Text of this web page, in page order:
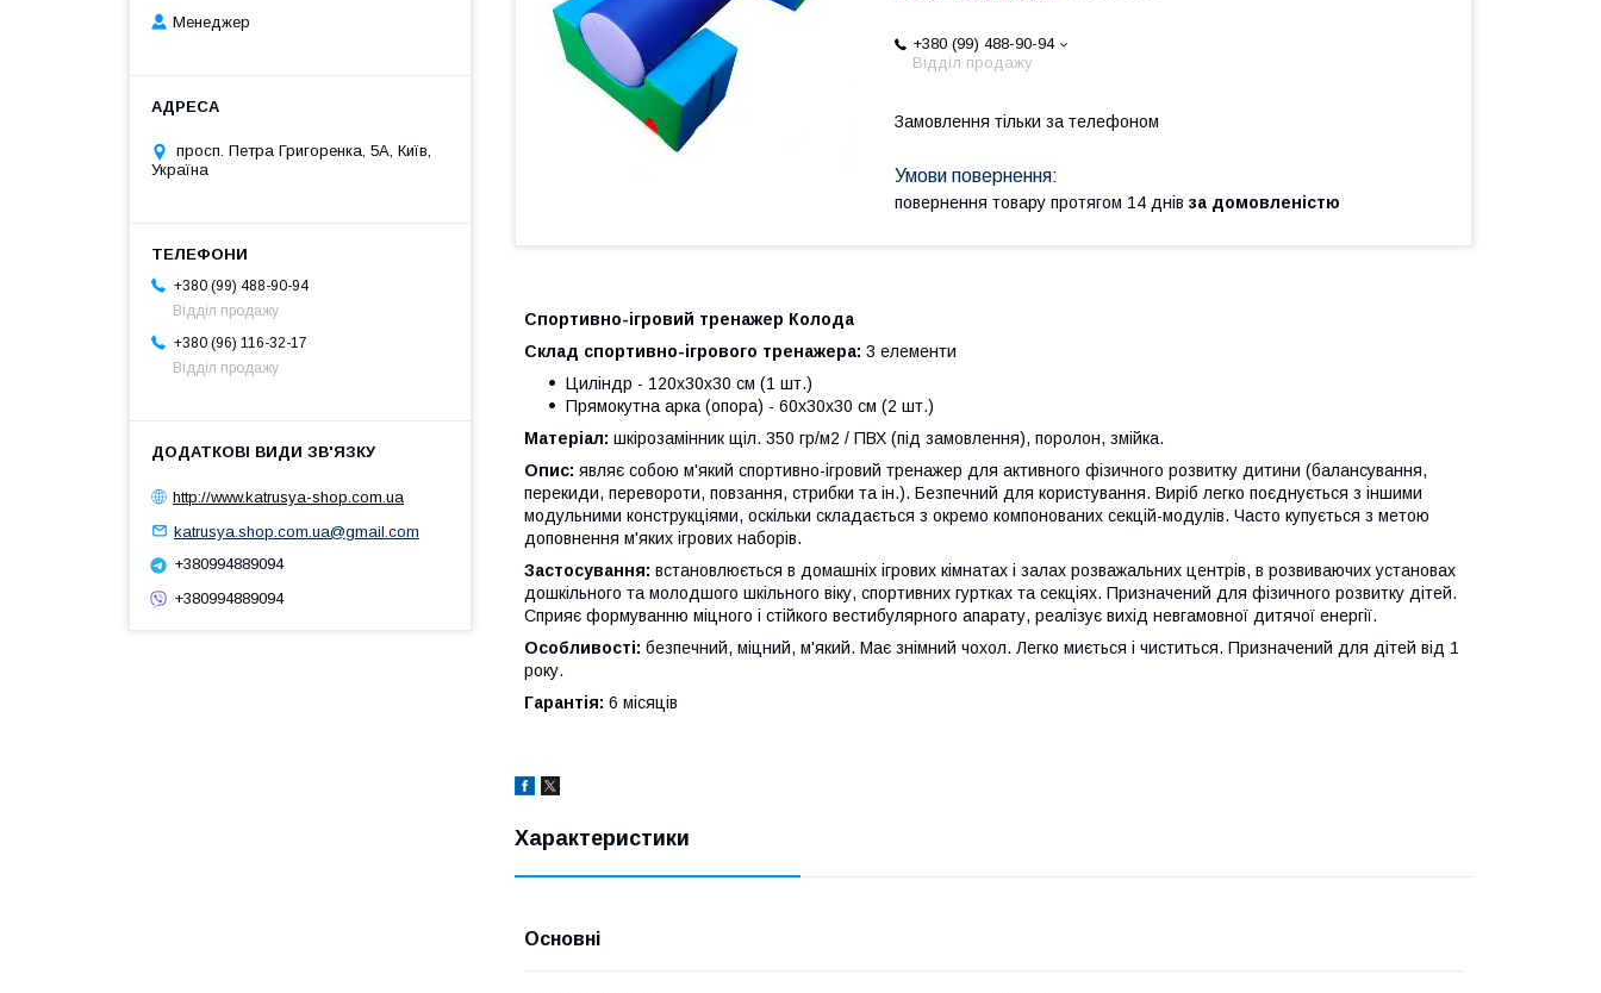
+380 (99) 488-90-94
Відділ продажу
Замовлення тільки за телефоном
повернення товару протягом 14 днів за домовленістю
Спортивно-ігровий тренажер Колода
Склад спортивно-ігрового тренажера: 3 елементи
Циліндр - 120х30х30 см (1 шт.)
Прямокутна арка (опора) - 60х30х30 см (2 шт.)
Матеріал: шкірозамінник щіл. 350 гр/м2 / ПВХ (під замовлення), поролон, змійка.
Опис: являє собою м'який спортивно-ігровий тренажер для активного фізичного розвитку дитини (балансування,
перекиди, перевороти, повзання, стрибки та ін.). Безпечний для користування. Виріб легко поєднується з іншими
модульними конструкціями, оскільки складається з окремо компонованих секцій-модулів. Часто купується з метою
доповнення м'яких ігрових наборів.
Застосування: встановлюється в домашніх ігрових кімнатах і залах розважальних центрів, в розвиваючих установах
дошкільного та молодшого шкільного віку, спортивних гуртках та секціях. Призначений для фізичного розвитку дітей.
Сприяє формуванню міцного і стійкого вестибулярного апарату, реалізує вихід невгамовної дитячої енергії.
Особливості: безпечний, міцний, м'який. Має знімний чохол. Легко миється і чиститься. Призначений для дітей від 1
року.
Гарантія: 6 місяців
Характеристики
Основні
Менеджер
просп. Петра Григоренка, 5А, Київ,
Україна
+380 (99) 488-90-94
Відділ продажу
+380 (96) 116-32-17
Відділ продажу
http://www.katrusya-shop.com.ua
katrusya.shop.com.ua@gmail.com
+380994889094
+380994889094